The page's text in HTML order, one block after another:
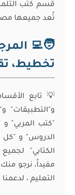
قسم كتب
تُعد جميعها
🧑‍💻
تخطيط،
💡 تابع
و"التطبيقات"
"كتب المربي"
الدروس" و "كل
الكتابي"
مفيداً، نرجو
التعليم ،